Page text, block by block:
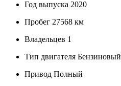
Год выпуска 2020
Пробег 27568 км
Владельцев 1
Тип двигателя Бензиновый
Привод Полный